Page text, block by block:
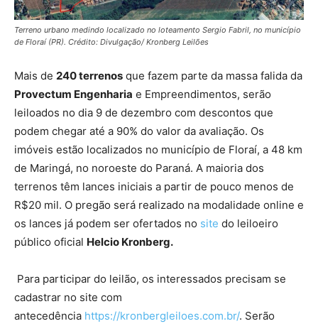
Terreno urbano medindo localizado no loteamento Sergio Fabril, no município
de Floraí (PR). Crédito: Divulgação/ Kronberg Leilões
Mais de 240 terrenos que fazem parte da massa falida da
Provectum Engenharia e Empreendimentos, serão
leiloados no dia 9 de dezembro com descontos que
podem chegar até a 90% do valor da avaliação. Os
imóveis estão localizados no município de Floraí, a 48 km
de Maringá, no noroeste do Paraná. A maioria dos
terrenos têm lances iniciais a partir de pouco menos de
R$20 mil. O pregão será realizado na modalidade online e
os lances já podem ser ofertados no site do leiloeiro
público oficial Helcio Kronberg.
Para participar do leilão, os interessados precisam se
cadastrar no site com
antecedência https://kronbergleiloes.com.br/. Serão